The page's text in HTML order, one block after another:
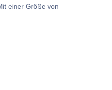
einer Größe von